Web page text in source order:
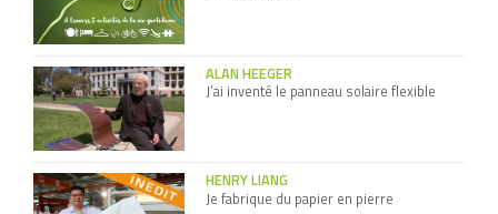
ALAN HEEGER
J’ai inventé le panneau solaire flexible
HENRY LIANG
Je fabrique du papier en pierre